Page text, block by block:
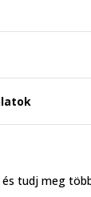
tudj meg